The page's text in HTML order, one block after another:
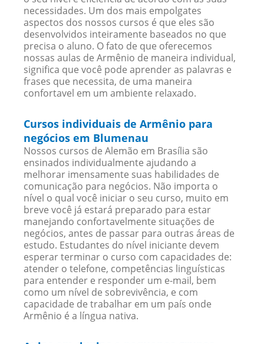
necessidades. Um dos mais empolgates
aspectos dos nossos cursos é que eles são
desenvolvidos inteiramente baseados no que
precisa o aluno. O fato de que oferecemos
nossas aulas de Armênio de maneira individual,
significa que você pode aprender as palavras e
frases que necessita, de uma maneira
confortavel em um ambiente relaxado.
Cursos individuais de Armênio para
negócios em Blumenau
Nossos cursos de Alemão em Brasília são
ensinados individualmente ajudando a
melhorar imensamente suas habilidades de
comunicação para negócios. Não importa o
nível o qual você iniciar o seu curso, muito em
breve você já estará preparado para estar
manejando confortavelmente situações de
negócios, antes de passar para outras áreas de
estudo. Estudantes do nível iniciante devem
esperar terminar o curso com capacidades de:
atender o telefone, competências linguísticas
para entender e responder um e-mail, bem
como um nível de sobrevivência, e com
capacidade de trabalhar em um país onde
Armênio é a língua nativa.